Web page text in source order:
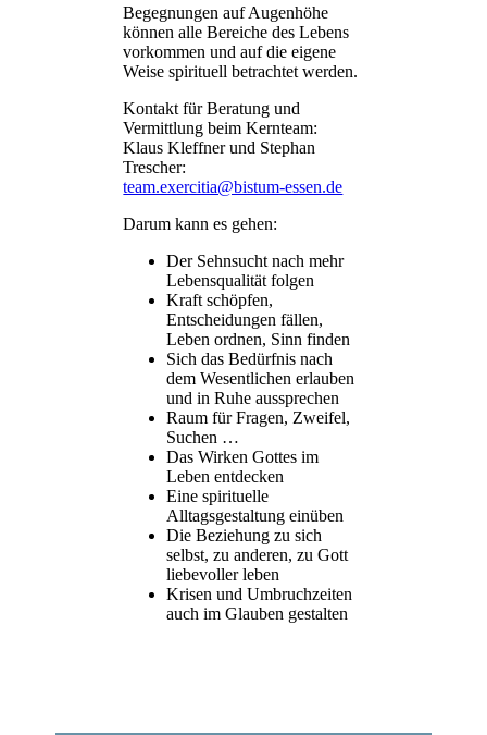
Begegnungen auf Augenhöhe
können alle Bereiche des Lebens
vorkommen und auf die eigene
Weise spirituell betrachtet werden.
Kontakt für Beratung und
Vermittlung beim Kernteam:
Klaus Kleffner und Stephan
Trescher:
team.exercitia@bistum-essen.de
Darum kann es gehen:
Der Sehnsucht nach mehr
Lebensqualität folgen
Kraft schöpfen,
Entscheidungen fällen,
Leben ordnen, Sinn finden
Sich das Bedürfnis nach
dem Wesentlichen erlauben
und in Ruhe aussprechen
Raum für Fragen, Zweifel,
Suchen …
Das Wirken Gottes im
Leben entdecken
Eine spirituelle
Alltagsgestaltung einüben
Die Beziehung zu sich
selbst, zu anderen, zu Gott
liebevoller leben
Krisen und Umbruchzeiten
auch im Glauben gestalten